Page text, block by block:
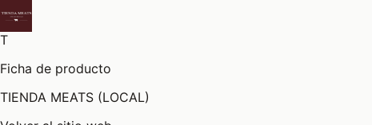
T
Ficha de producto
TIENDA MEATS (LOCAL)